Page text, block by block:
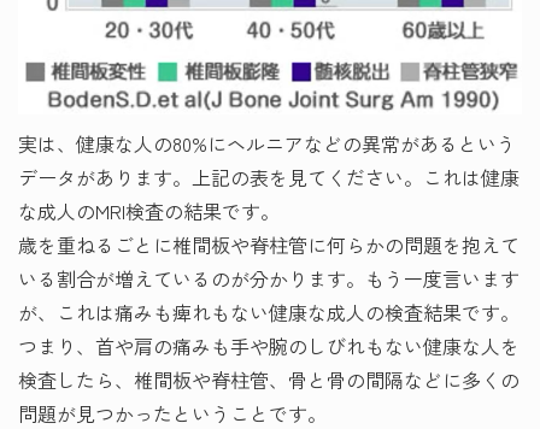
実は、健康な人の80%にヘルニアなどの異常があるという
データがあります。上記の表を見てください。これは健康
な成人のMRI検査の結果です。
歳を重ねるごとに椎間板や脊柱管に何らかの問題を抱えて
いる割合が増えているのが分かります。もう一度言います
が、これは痛みも痺れもない健康な成人の検査結果です。
つまり、首や肩の痛みも手や腕のしびれもない健康な人を
検査したら、椎間板や脊柱管、骨と骨の間隔などに多くの
問題が見つかったということです。